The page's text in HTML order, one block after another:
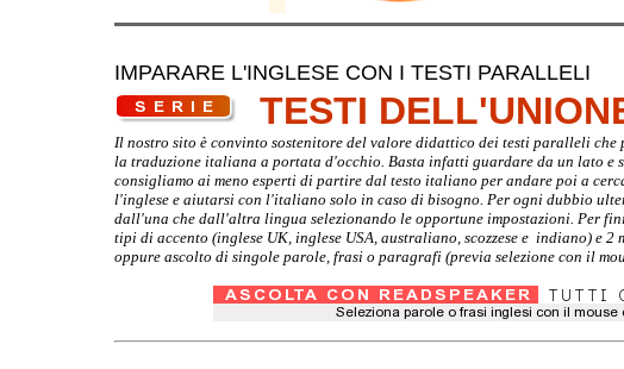
IMPARARE L'INGLESE CON I TESTI PARALLELI
TESTI
Il nostro sito è convinto sostenitore del valore didattico dei testi paralleli
la traduzione italiana a portata d'occhio. Basta infatti guardare da un lato
consigliamo ai meno esperti di partire dal testo italiano per andare poi a
l'inglese e aiutarsi con l'italiano solo in caso di bisogno. Per ogni dubbio
dall'una che dall'altra lingua selezionando le opportune impostazioni. Per
tipi di accento (inglese UK, inglese USA, australiano, scozzese e indiano) e
oppure ascolto di singole parole, frasi o paragrafi (previa selezione con il